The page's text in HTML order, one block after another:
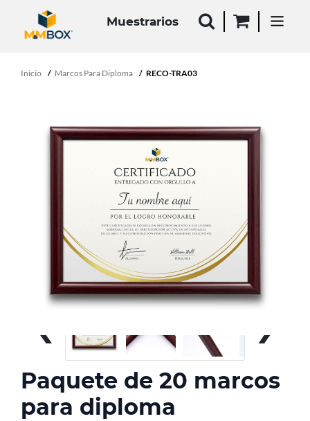
Muestrarios
Inicio Marcos Para Diploma RECO-TRA03
‹ ›
Paquete de 20 marcos
para diploma